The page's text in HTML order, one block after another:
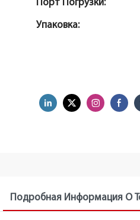
Порт Погрузки:
Упаковка:
Подробная Информация О